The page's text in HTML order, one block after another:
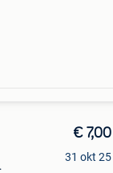
€ 7,00
31 okt 25